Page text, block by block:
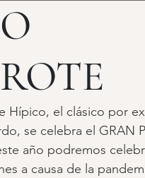
Hípico, el clásico por
se celebra el GRAN
año podremos
a causa de la